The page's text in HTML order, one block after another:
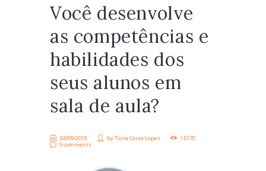
Você desenvolve
as competências e
habilidades dos
seus alunos em
sala de aula?
04/09/2018 byTúria Costa Lopes
15170
9 comments